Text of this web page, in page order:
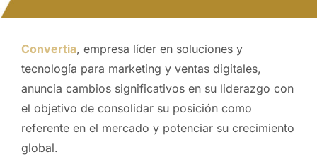
Convertia, empresa líder en soluciones y
tecnología para marketing y ventas digitales,
anuncia cambios significativos en su liderazgo con
el objetivo de consolidar su posición como
referente en el mercado y potenciar su crecimiento
global.